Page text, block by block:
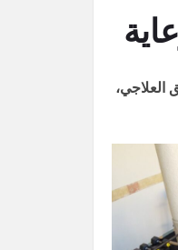
العلاجي،